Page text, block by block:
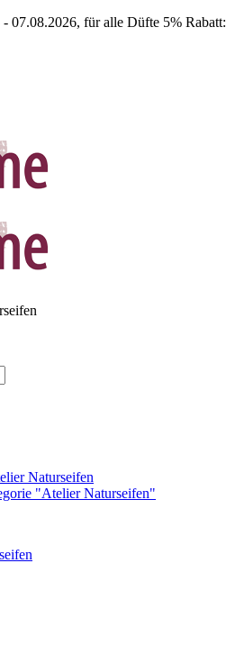
- 07.08.2026, für alle Düfte 5% Rabatt:
Naturseifen
"Atelier Naturseifen"